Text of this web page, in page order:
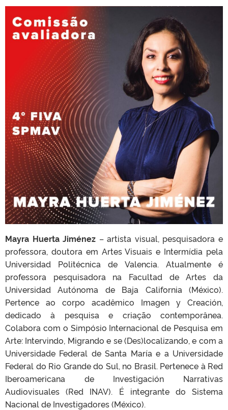
Mayra Huerta Jiménez – artista visual, pesquisadora e
professora, doutora em Artes Visuais e Intermídia pela
Universidad Politécnica de Valencia. Atualmente é
professora pesquisadora na Facultad de Artes da
Universidad Autónoma de Baja California (México).
Pertence ao corpo acadêmico Imagen y Creación,
dedicado à pesquisa e criação contemporânea.
Colabora com o Simpósio Internacional de Pesquisa em
Arte: Intervindo, Migrando e se (Des)localizando, e com a
Universidade Federal de Santa María e a Universidade
Federal do Rio Grande do Sul, no Brasil. Pertenece à Red
Iberoamericana de Investigación Narrativas
Audiovisuales (Red INAV). É integrante do Sistema
Nacional de Investigadores (México).